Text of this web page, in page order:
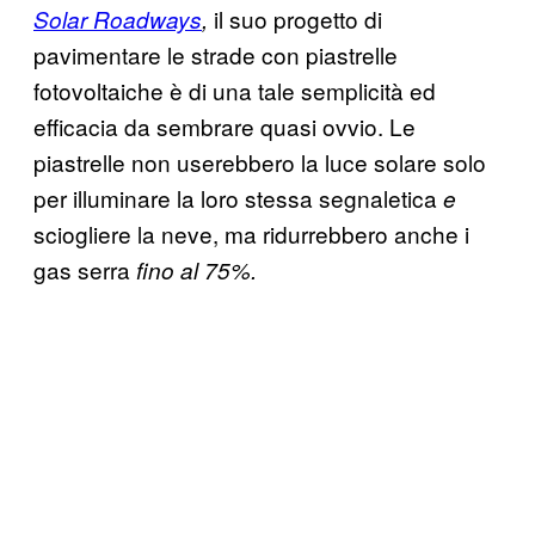
Solar Roadways, il suo progetto di
pavimentare le strade con piastrelle
fotovoltaiche è di una tale semplicità ed
efficacia da sembrare quasi ovvio. Le
piastrelle non userebbero la luce solare solo
per illuminare la loro stessa segnaletica e
sciogliere la neve, ma ridurrebbero anche i
gas serra fino al 75%.